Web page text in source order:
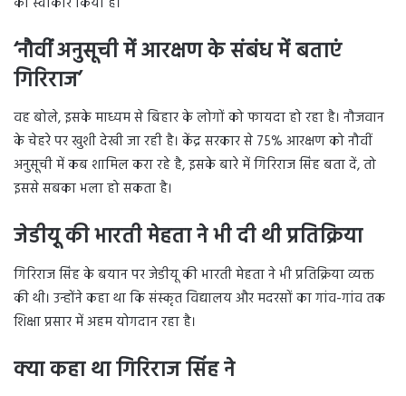
‘नौवीं अनुसूची में आरक्षण के संबंध में बताएं
गिरिराज’
वह बोले, इसके माध्यम से बिहार के लोगों को फायदा हो रहा है। नौजवान
के चेहरे पर खुशी देखी जा रही है। केंद्र सरकार से 75% आरक्षण को नौवीं
अनुसूची में कब शामिल करा रहे है, इसके बारे में गिरिराज सिंह बता दें, तो
इससे सबका भला हो सकता है।
जेडीय़ू की भारती मेहता ने भी दी थी प्रतिक्रिया
गिरिराज सिंह के बयान पर जेडीयू की भारती मेहता ने भी प्रतिक्रिया व्यक्त
की थी। उन्होंने कहा था कि संस्कृत विद्यालय और मदरसों का गांव-गांव तक
शिक्षा प्रसार में अहम योगदान रहा है।
क्या कहा था गिरिराज सिंह ने